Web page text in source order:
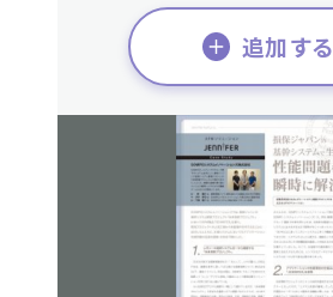
追加する